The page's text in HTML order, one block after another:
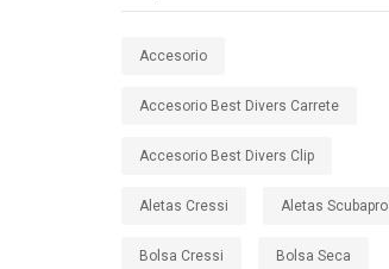
Accesorio
Accesorio Best Divers Carrete
Accesorio Best Divers Clip
Aletas Cressi Aletas Scubapro
Bolsa Cressi Bolsa Seca